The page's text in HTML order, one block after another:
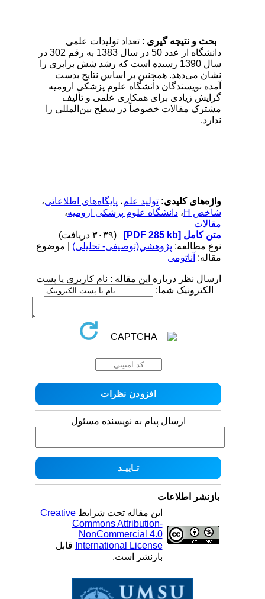
بحث و نتیجه گیری: تعداد تولیدات علمی
دانشگاه از عدد 50 در سال 1383 به رقم 302 در
سال 1390 رسیده است که رشد شش برابری را
نشان می‌دهد. همچنین بر اساس نتایج بدست
آمده نویسندگان دانشگاه علوم پزشکی ارومیه
گرایش زیادی برای همکاری علمی و تألیف
مشترک مقالات خصوصاً در سطح بین‌المللی را
ندارد.
واژه‌های کلیدی:تولید علم،پایگاه‌های اطلاعاتی،
شاخص H
،دانشگاه علوم پزشکی ارومیه،
مقالات
متن کامل[PDF 285 kb]
نوع مطالعه:پژوهشي(توصیفی- تحلیلی) | موضوع
مقاله:آناتومی
ارسال نظر درباره این مقاله : نام کاربری یا پست
الکترونیک شما:
ارسال پیام به نویسنده مسئول
بازنشر اطلاعات
این مقاله تحت شرایطCreative
Commons Attribution-
NonCommercial 4.0
International Licenseقابل
بازنشر است.